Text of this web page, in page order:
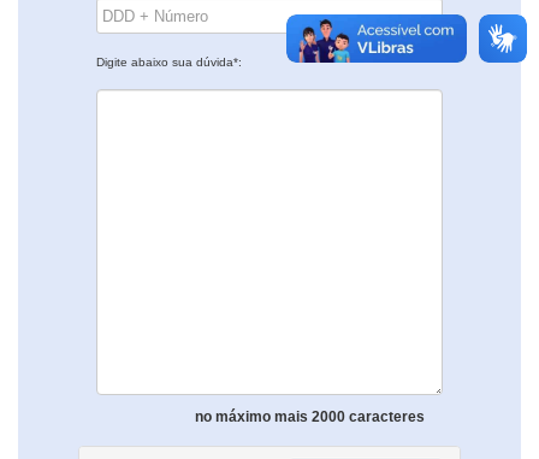
Digite abaixo sua dúvida*:
no máximo mais 2000 caracteres